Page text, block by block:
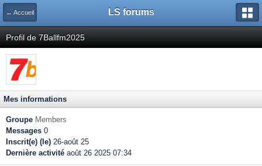
← Accueil LS forums
Profil de 7Ballfm2025
Mes informations
Groupe Members
Messages 0
Inscrit(e) (le) 26-août 25
Dernière activité août 26 2025 07:34